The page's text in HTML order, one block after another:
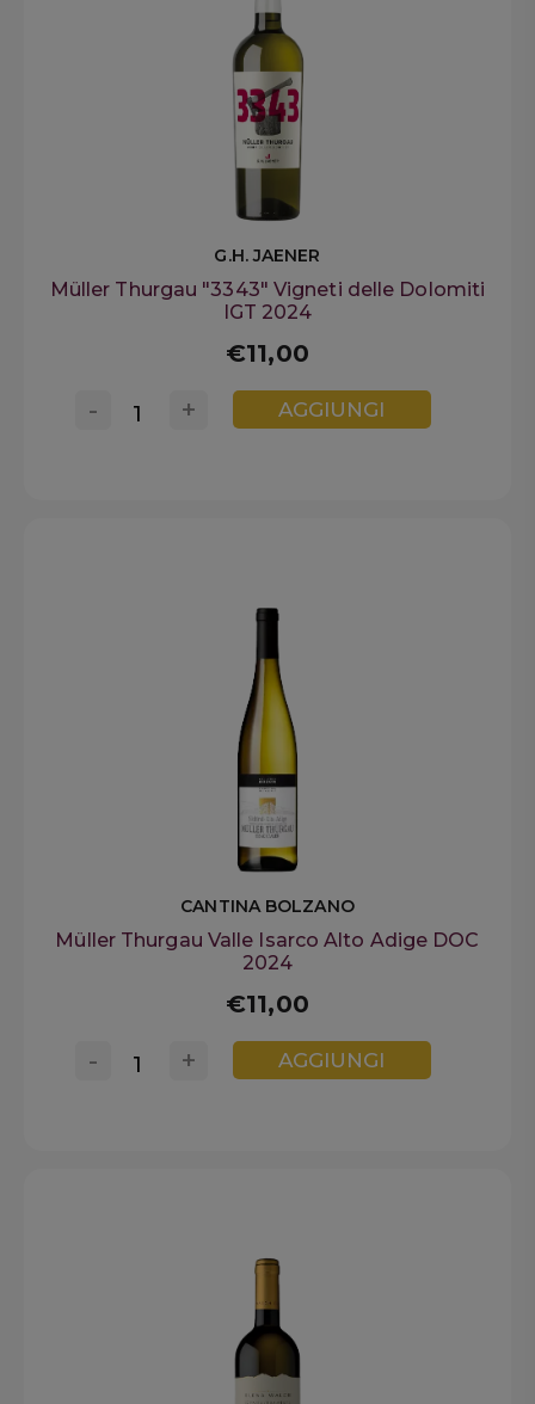
G.H. JAENER
Müller Thurgau "3343" Vigneti delle Dolomiti
IGT 2024
€11,00
+
- AGGIUNGI
CANTINA BOLZANO
Müller Thurgau Valle Isarco Alto Adige DOC
2024
€11,00
+
- AGGIUNGI